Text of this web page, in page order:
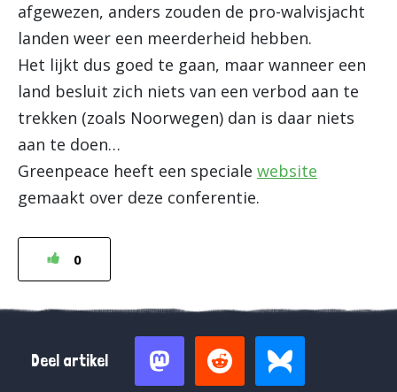
afgewezen, anders zouden de pro-walvisjacht
landen weer een meerderheid hebben.
Het lijkt dus goed te gaan, maar wanneer een
land besluit zich niets van een verbod aan te
trekken (zoals Noorwegen) dan is daar niets
aan te doen…
Greenpeace heeft een speciale website
gemaakt over deze conferentie.
0
Deel artikel